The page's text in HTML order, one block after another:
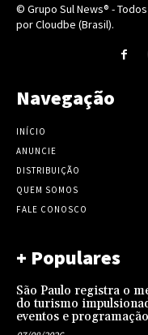
© Grupo Sul News® -
por Cloudbe (Brasil).
Navegação
INÍCIO
ANUNCIE
DISTRIBUIÇÃO
QUEM SOMOS
FALE CONOSCO
+ Populares
São Paulo registra o
do turismo
eventos e